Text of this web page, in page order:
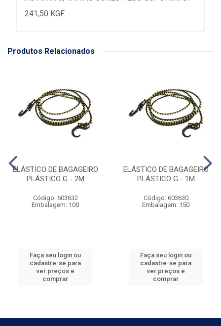
241,50 KGF
Produtos Relacionados
ELÁSTICO DE BAGAGEIRO
PLÁSTICO G - 2M
Código: 603632
Embalagem: 100
Faça seu login ou
cadastre-se para
ver preços e
comprar
ELÁSTICO DE BAGAGEIRO
PLÁSTICO G - 1M
Código: 603630
Embalagem: 150
Faça seu login ou
cadastre-se para
ver preços e
comprar